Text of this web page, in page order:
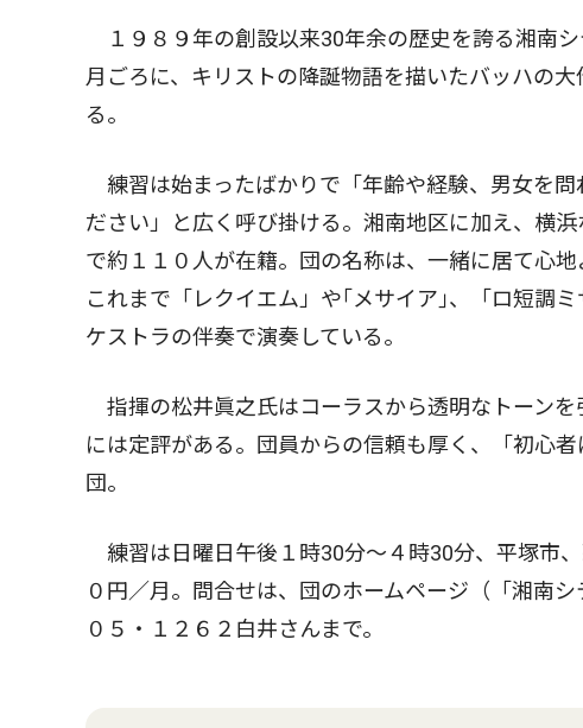
１９８９年の創設以来30年余の歴史を誇る湘南
月ごろに、キリストの降誕物語を描いたバッハの
る。
練習は始まったばかりで「年齢や経験、男女を
ださい」と広く呼び掛ける。湘南地区に加え、横
で約１１０人が在籍。団の名称は、一緒に居て心
これまで「レクイエム」や｢メサイア｣、「ロ短調
ケストラの伴奏で演奏している。
指揮の松井眞之氏はコーラスから透明なトーン
には定評がある。団員からの信頼も厚く、「初心
団。
練習は日曜日午後１時30分〜４時30分、平塚市
０円／月。問合せは、団のホームページ（「湘南
０５・１２６２白井さんまで。